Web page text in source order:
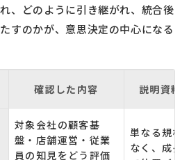
、どのように引き継がれ、統合後
すのかが、意思決定の中心になる
確認した内容 説明資料
対象会社の顧客基
盤・店舗運営・従業
員の知見をどう評価
単なる規模
なく、成長